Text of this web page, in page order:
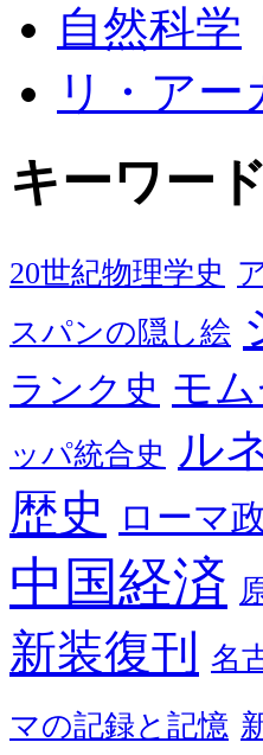
自然科学
リ・ア
キーワー
20世紀物理学史
スパンの隠し絵
ランク史 モ
ッパ統合史 ル
歴史 ローマ
中国経済
新装復刊 名
マの記録と記憶